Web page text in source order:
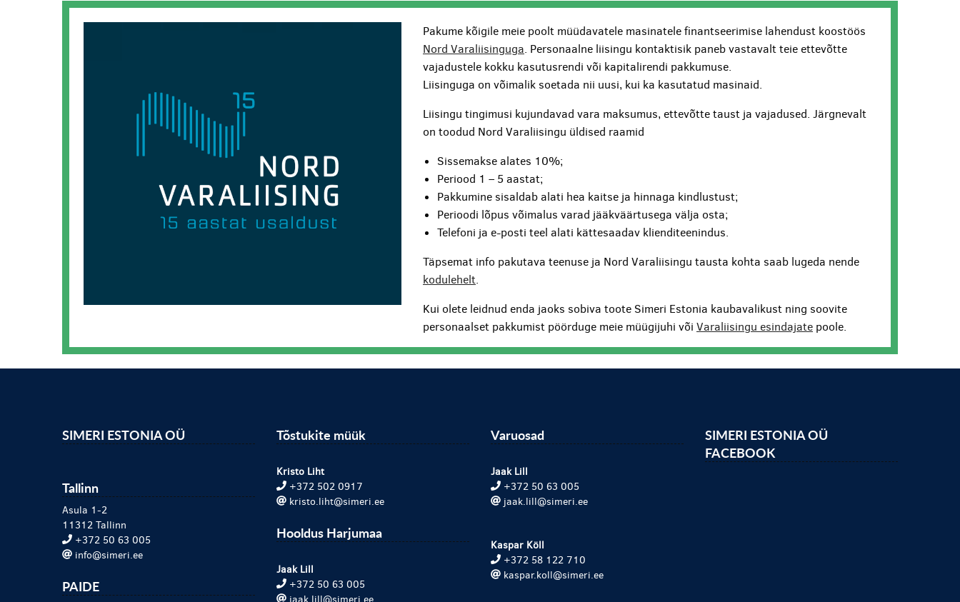
Pakume kõigile meie poolt müüdavatele masinatele finantseerimise lahendust koostöös
Nord Varaliisinguga. Personaalne liisingu kontaktisik paneb vastavalt teie ettevõtte
vajadustele kokku kasutusrendi või kapitalirendi pakkumuse.
Liisinguga on võimalik soetada nii uusi, kui ka kasutatud masinaid.
Liisingu tingimusi kujundavad vara maksumus, ettevõtte taust ja vajadused. Järgnevalt
on toodud Nord Varaliisingu üldised raamid
Sissemakse alates 10%;
Periood 1 – 5 aastat;
Pakkumine sisaldab alati hea kaitse ja hinnaga kindlustust;
Perioodi lõpus võimalus varad jääkväärtusega välja osta;
Telefoni ja e-posti teel alati kättesaadav klienditeenindus.
Täpsemat info pakutava teenuse ja Nord Varaliisingu tausta kohta saab lugeda nende
kodulehelt.
Kui olete leidnud enda jaoks sobiva toote Simeri Estonia kaubavalikust ning soovite
personaalset pakkumist pöörduge meie müügijuhi võiVaraliisingu esindajate poole.
SIMERI ESTONIA OÜ
Tallinn
Asula 1-2
11312 Tallinn
+372 50 63 005
info@simeri.ee
PAIDE
Tõstukite müük
Kristo Liht
+372 502 0917
kristo.liht@simeri.ee
Hooldus Harjumaa
Jaak Lill
+372 50 63 005
jaak.lill@simeri.ee
Varuosad
Jaak Lill
+372 50 63 005
jaak.lill@simeri.ee
Kaspar Köll
+372 58 122 710
kaspar.koll@simeri.ee
SIMERI ESTONIA OÜ
FACEBOOK